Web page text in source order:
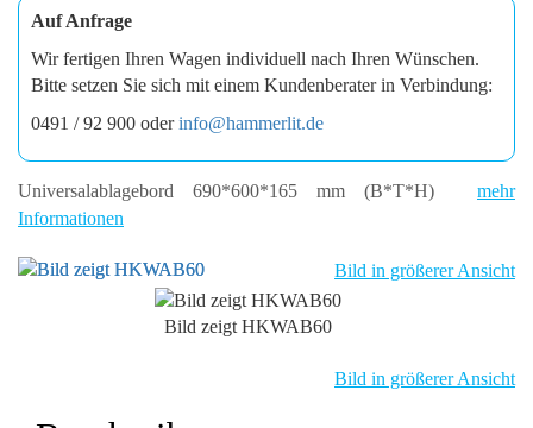
Auf Anfrage
Wir fertigen Ihren Wagen individuell nach Ihren Wünschen.
Bitte setzen Sie sich mit einem Kundenberater in Verbindung:
0491 / 92 900 oderinfo@hammerlit.de
Universalablagebord 690*600*165 mm (B*T*H)
mehr
Informationen
Bild in größerer Ansicht
Bild zeigt HKWAB60
Bild in größerer Ansicht